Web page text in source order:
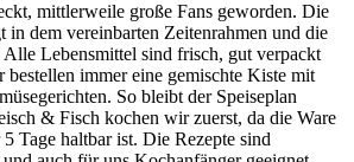
mittlerweile große Fans geworden. Die
in dem vereinbarten Zeitenrahmen und die
Alle Lebensmittel sind frisch, gut verpackt
bestellen immer eine gemischte Kiste mit
So bleibt der Speiseplan
& Fisch kochen wir zuerst, da die Ware
Tage haltbar ist. Die Rezepte sind